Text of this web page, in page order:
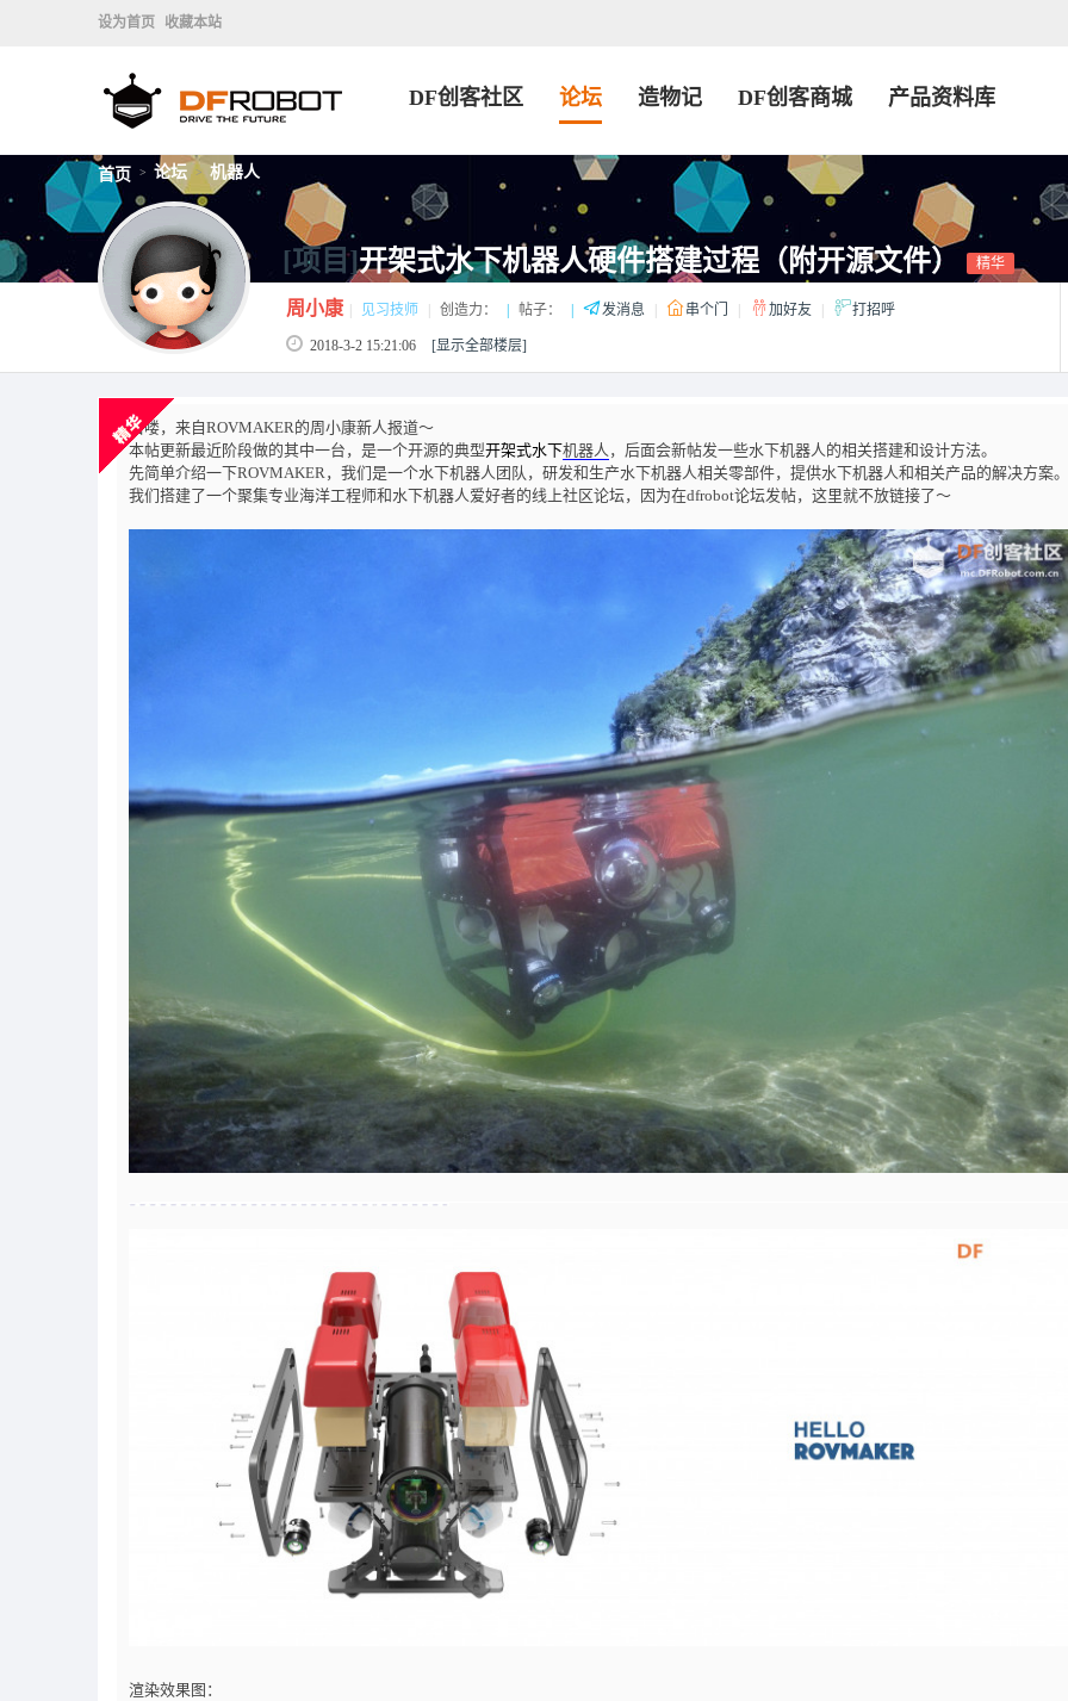
设为首页 收藏本站
DF创客社区 论坛 造物记 DF创客商城 产品资料库
首页 > 论坛 > 机器人
[项目]开架式水下机器人硬件搭建过程（附开源文件） 精华
周小康 见习技师 创造力： 帖子： 发消息 串个门 加好友 打招呼
2018-3-2 15:21:06 [显示全部楼层]
哈喽，来自ROVMAKER的周小康新人报道～
本帖更新最近阶段做的其中一台，是一个开源的典型开架式水下机器人 ，后面会新帖发一些水下机器人的相关搭建和设计方法。
先简单介绍一下ROVMAKER，我们是一个水下机器人团队，研发和生产水下机器人相关零部件，提供水下机器人和相关产品的解决方案。
我们搭建了一个聚集专业海洋工程师和水下机器人爱好者的线上社区论坛，因为在dfrobot论坛发帖，这里就不放链接了～
渲染效果图：